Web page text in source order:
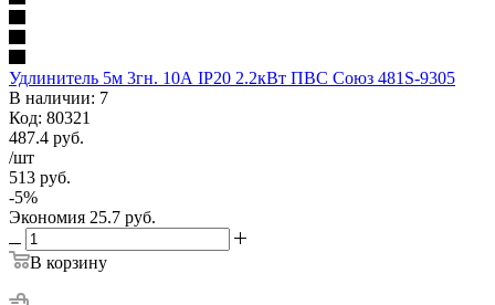
Удлинитель 5м 3гн. 10А IP20 2.2кВт ПВС Союз 481S-9305
В наличии: 7
Код: 80321
487.4 руб.
/шт
513 руб.
-5%
Экономия 25.7 руб.
В корзину